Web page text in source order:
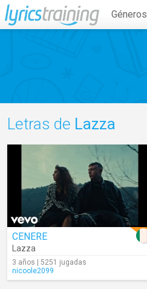
Géneros
Letras de Lazza
CENERE
Lazza
3 años | 5251 jugadas
nicoole2099